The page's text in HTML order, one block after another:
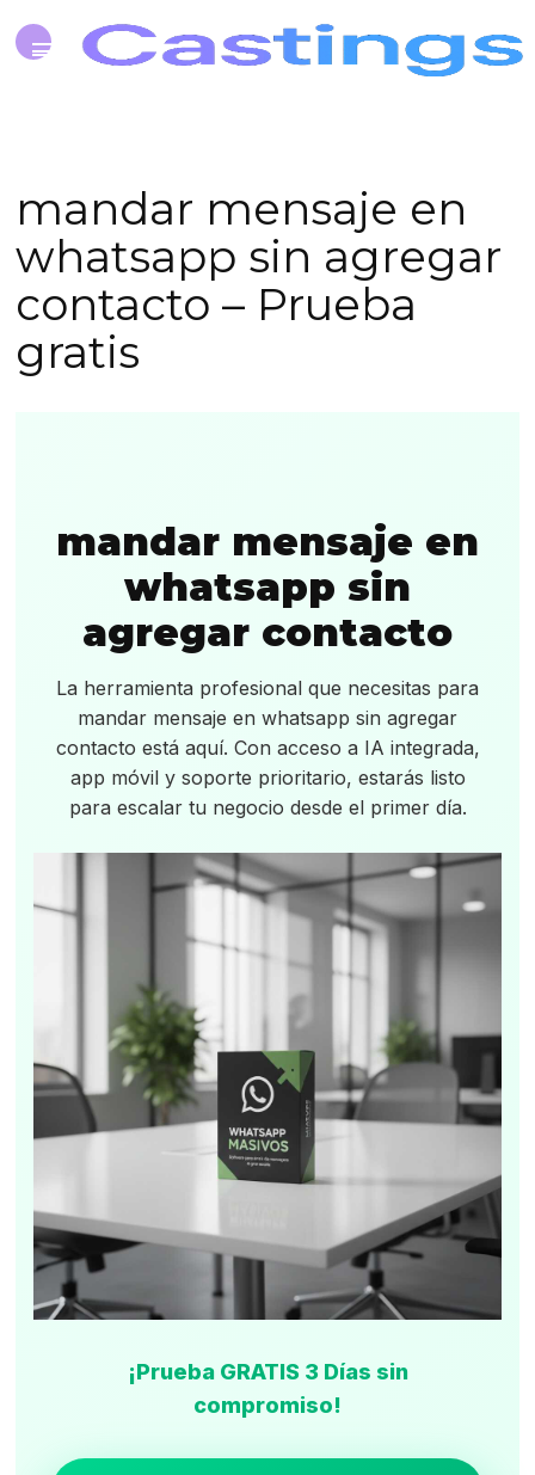
mandar mensaje en
whatsapp sin agregar
contacto – Prueba
gratis
mandar mensaje en
whatsapp sin
agregar contacto
La herramienta profesional que necesitas para
mandar mensaje en whatsapp sin agregar
contacto está aquí. Con acceso a IA integrada,
app móvil y soporte prioritario, estarás listo
para escalar tu negocio desde el primer día.
¡Prueba GRATIS 3 Días sin
compromiso!